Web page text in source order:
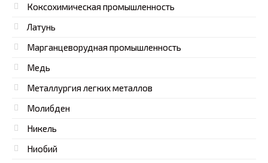
Коксохимическая промышленность
Латунь
Марганцеворудная промышленность
Медь
Металлургия легких металлов
Молибден
Никель
Ниобий